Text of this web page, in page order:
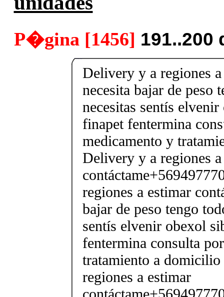
P�gina [1456] 191..200
Delivery y a regiones
necesita bajar de peso
necesitas sentís
finapet fentermina
medicamento y
Delivery y a regiones
regiones a estimar
bajar de peso tengo
sentís elvenir obexol
fentermina consulta
tratamiento a
regiones a estimar